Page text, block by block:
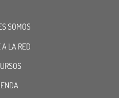
SOMOS
A LA RED